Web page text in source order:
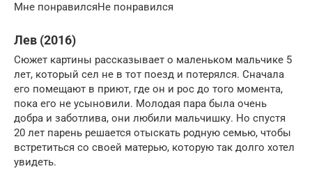
Мне понравилсяНе понравился
Лев (2016)
Сюжет картины рассказывает о маленьком мальчике 5
лет, который сел не в тот поезд и потерялся. Сначала
его помещают в приют, где он и рос до того момента,
пока его не усыновили. Молодая пара была очень
добра и заботлива, они любили мальчишку. Но спустя
20 лет парень решается отыскать родную семью, чтобы
встретиться со своей матерью, которую так долго хотел
увидеть.